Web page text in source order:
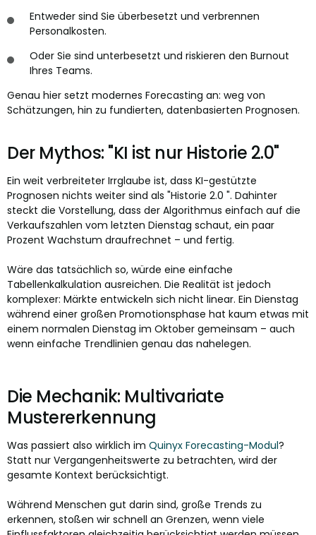
Entweder sind Sie überbesetzt und verbrennen
Personalkosten.
Oder Sie sind unterbesetzt und riskieren den Burnout
Ihres Teams.
Genau hier setzt modernes Forecasting an: weg von
Schätzungen, hin zu fundierten, datenbasierten Prognosen.
Der Mythos: "KI ist nur Historie 2.0"
Ein weit verbreiteter Irrglaube ist, dass KI-gestützte
Prognosen nichts weiter sind als "Historie 2.0 ". Dahinter
steckt die Vorstellung, dass der Algorithmus einfach auf die
Verkaufszahlen vom letzten Dienstag schaut, ein paar
Prozent Wachstum draufrechnet – und fertig.
Wäre das tatsächlich so, würde eine einfache
Tabellenkalkulation ausreichen. Die Realität ist jedoch
komplexer: Märkte entwickeln sich nicht linear. Ein Dienstag
während einer großen Promotionsphase hat kaum etwas mit
einem normalen Dienstag im Oktober gemeinsam – auch
wenn einfache Trendlinien genau das nahelegen.
Die Mechanik: Multivariate
Mustererkennung
Was passiert also wirklich im Quinyx Forecasting-Modul?
Statt nur Vergangenheitswerte zu betrachten, wird der
gesamte Kontext berücksichtigt.
Während Menschen gut darin sind, große Trends zu
erkennen, stoßen wir schnell an Grenzen, wenn viele